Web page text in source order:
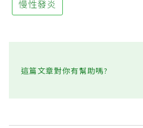
慢性發炎
這篇文章對你有幫助嗎?